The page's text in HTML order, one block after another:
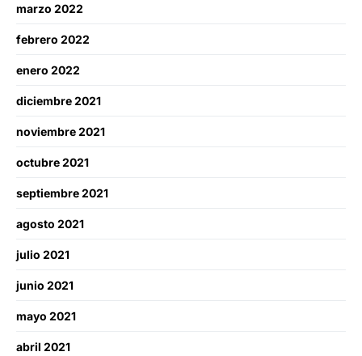
marzo 2022
febrero 2022
enero 2022
diciembre 2021
noviembre 2021
octubre 2021
septiembre 2021
agosto 2021
julio 2021
junio 2021
mayo 2021
abril 2021